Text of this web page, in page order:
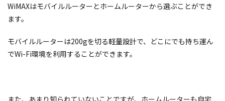
WiMAXはモバイルルーターとホームルーターから選ぶことができ
ます。
モバイルルーターは200gを切る軽量設計で、どこにでも持ち運ん
でWi-Fi環境を利用することができます。
また、あまり知られていないことですが、ホームルーターも自宅